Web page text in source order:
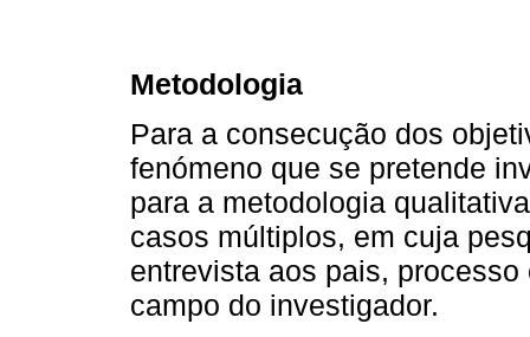
Metodologia
Para a consecução dos
fenómeno que se pretende
para a metodologia
casos múltiplos, em cuja
entrevista aos pais,
campo do investigador.